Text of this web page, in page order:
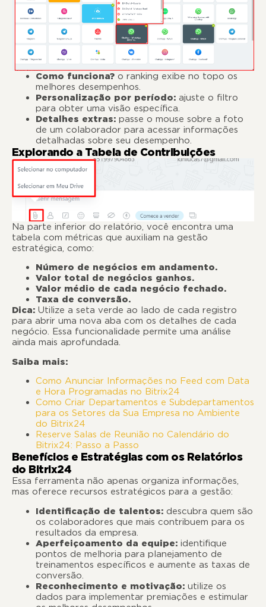
Como funciona? o ranking exibe no topo os
melhores desempenhos.
Personalização por período: ajuste o filtro
para obter uma visão específica.
Detalhes extras: passe o mouse sobre a foto
de um colaborador para acessar informações
detalhadas sobre seu desempenho.
Explorando a Tabela de Contribuições
Na parte inferior do relatório, você encontra uma
tabela com métricas que auxiliam na gestão
estratégica, como:
Número de negócios em andamento.
Valor total de negócios ganhos.
Valor médio de cada negócio fechado.
Taxa de conversão.
Dica: Utilize a seta verde ao lado de cada registro
para abrir uma nova aba com os detalhes de cada
negócio. Essa funcionalidade permite uma análise
ainda mais aprofundada.
Saiba mais:
Como Anunciar Informações no Feed com Data
e Hora Programadas no Bitrix24
Como Criar Departamentos e Subdepartamentos
para os Setores da Sua Empresa no Ambiente
do Bitrix24
Reserve Salas de Reunião no Calendário do
Bitrix24: Passo a Passo
Benefícios e Estratégias com os Relatórios
do Bitrix24
Essa ferramenta não apenas organiza informações,
mas oferece recursos estratégicos para a gestão:
Identificação de talentos: descubra quem são
os colaboradores que mais contribuem para os
resultados da empresa.
Aperfeiçoamento da equipe: identifique
pontos de melhoria para planejamento de
treinamentos específicos e aumente as taxas de
conversão.
Reconhecimento e motivação: utilize os
dados para implementar premiações e estimular